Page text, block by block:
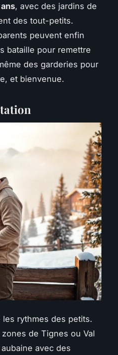
, avec des jardins de
des tout-petits.
peuvent enfin
bataille pour remettre
des garderies pour
et bienvenue.
les rythmes des petits.
de Tignes ou Val
avec des